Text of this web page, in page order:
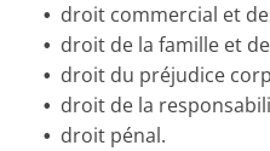
droit commercial et
droit de la famille et
droit du préjudice
droit de la
droit pénal.